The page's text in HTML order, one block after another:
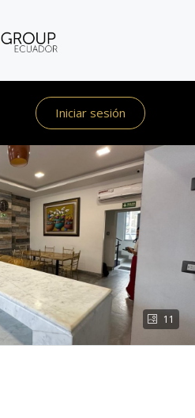
Iniciar sesión
11